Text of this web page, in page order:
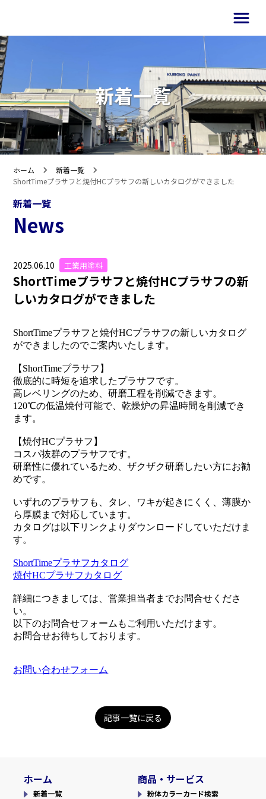
新着一覧
ホーム
新着一覧
ShortTimeプラサフと焼付HCプラサフの新しいカタログができました
新着一覧
News
2025.06.10 工業用塗料
ShortTimeプラサフと焼付HCプラサフの新
しいカタログができました
ShortTimeプラサフと焼付HCプラサフの新しいカタログ
ができましたのでご案内いたします。
【ShortTimeプラサフ】
徹底的に時短を追求したプラサフです。
高レベリングのため、研磨工程を削減できます。
120℃の低温焼付可能で、乾燥炉の昇温時間を削減でき
ます。
【焼付HCプラサフ】
コスパ抜群のプラサフです。
研磨性に優れているため、ザクザク研磨したい方にお勧
めです。
いずれのプラサフも、タレ、ワキが起きにくく、薄膜か
ら厚膜まで対応しています。
カタログは以下リンクよりダウンロードしていただけま
す。
ShortTimeプラサフカタログ
焼付HCプラサフカタログ
詳細につきましては、営業担当者までお問合せくださ
い。
以下のお問合せフォームもご利用いただけます。
お問合せお待ちしております。
お問い合わせフォーム
記事一覧に戻る
ホーム
新着一覧
商品・サービス
粉体カラーカード検索